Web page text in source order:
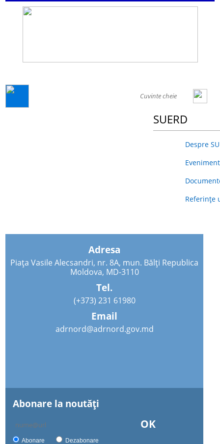
SUERD
Despre
Referințe
Adresa
Piața Vasile Alecsandri, nr. 8A, mun. Bălți Republica
Moldova, MD-3110
Tel.
(+373) 231 61980
Email
adrnord@adrnord.gov.md
Abonare la noutăţi
OK
Abonare Dezabonare